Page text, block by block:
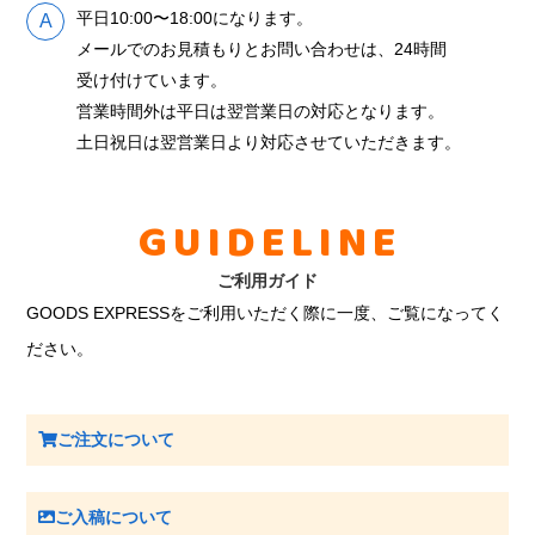
平日10:00〜18:00になります。
メールでのお見積もりとお問い合わせは、24時間
受け付けています。
営業時間外は平日は翌営業日の対応となります。
土日祝日は翌営業日より対応させていただきます。
GUIDELINE
ご利用ガイド
GOODS EXPRESSをご利用いただく際に一度、ご覧になってく
ださい。
ご注文について
ご入稿について